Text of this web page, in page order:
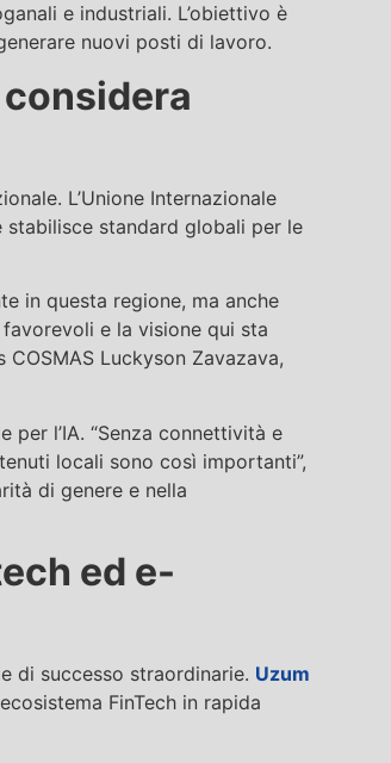
e industriali. L’obiettivo è
nuovi posti di lavoro.
L’Unione Internazionale
stabilisce standard globali per le
in questa regione, ma anche
e la visione qui sta
Luckyson Zavazava,
l’IA. “Senza connettività e
locali sono così importanti”,
di genere e nella
ed e-
di successo straordinarie. Uzum
FinTech in rapida